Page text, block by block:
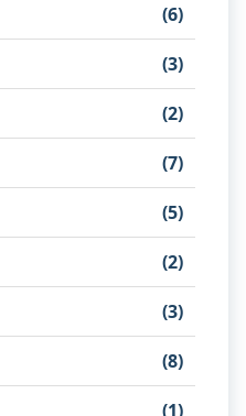
(6)
(3)
(2)
(7)
(5)
(2)
(3)
(8)
(1)